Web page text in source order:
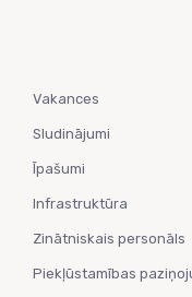
Vakances
Sludinājumi
Īpašumi
Infrastruktūra
Zinātniskais personāls
Piekļūstamības